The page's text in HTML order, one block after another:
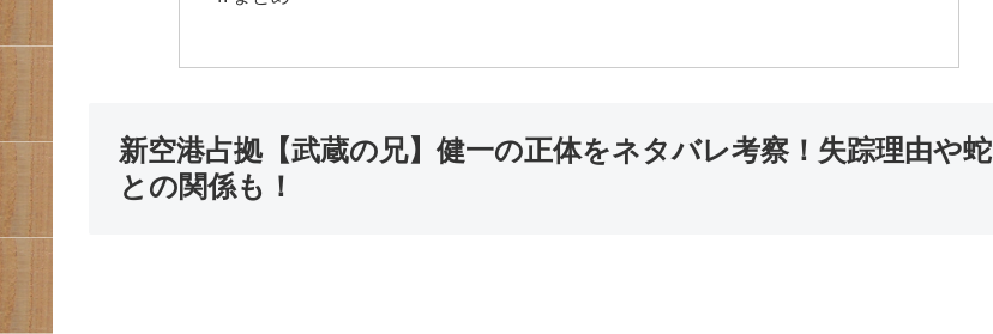
新空港占拠【武蔵の兄】健一の正体をネタバレ考察！失踪理由や蛇
との関係も！